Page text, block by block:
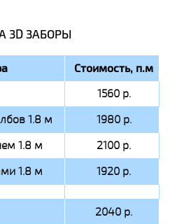
3D ЗАБОРЫ
Стоимость, п.м
1560 р.
1.8 м
1980 р.
1.8 м
2100 р.
1.8 м
1920 р.
2040 р.